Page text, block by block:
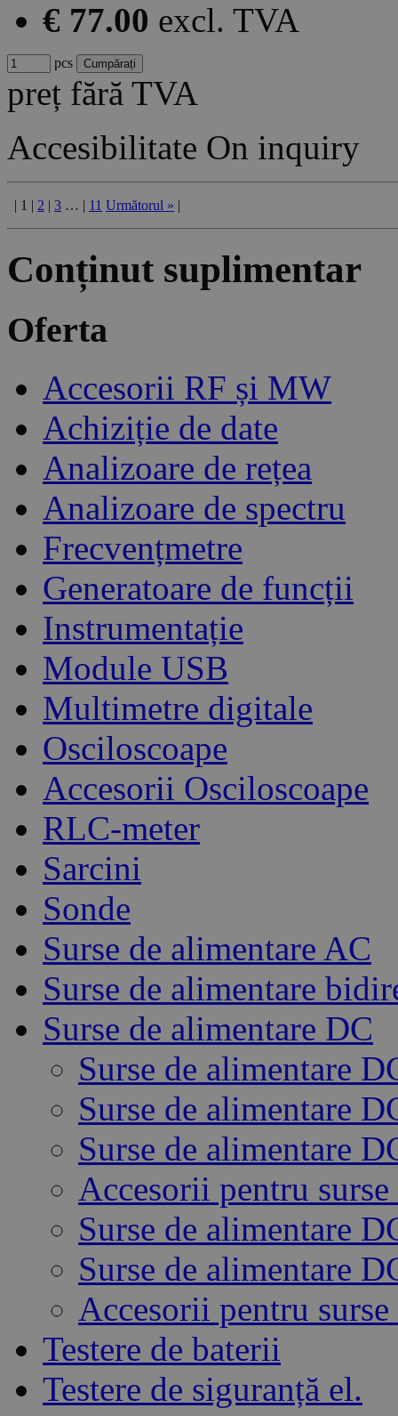
€ 77.00 excl. TVA
pcs
preț fără TVA
Accesibilitate On inquiry
| 1 | 2 | 3 … | 11 Următorul » |
Conținut suplimentar
Oferta
Accesorii RF și MW
Achiziție de date
Analizoare de rețea
Analizoare de spectru
Frecvențmetre
Generatoare de funcții
Instrumentație
Module USB
Multimetre digitale
Osciloscoape
Accesorii Osciloscoape
RLC-meter
Sarcini
Sonde
Surse de alimentare AC
Surse de alimentare
Surse de alimentare DC
Surse de alimentare
Surse de alimentare
Surse de alimentare
Accesorii pentru
Surse de alimentare
Surse de alimentare
Accesorii pentru
Testere de baterii
Testere de siguranță el.